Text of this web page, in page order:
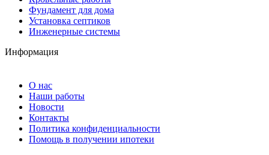
Фундамент для дома
Установка септиков
Инженерные системы
Информация
О нас
Наши работы
Новости
Контакты
Политика конфиденциальности
Помощь в получении ипотеки